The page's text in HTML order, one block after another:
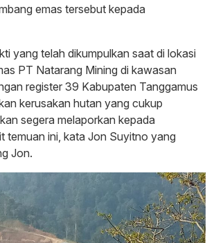
emas tersebut kepada
yang telah dikumpulkan saat di lokasi
PT Natarang Mining di kawasan
register 39 Kabupaten Tanggamus
kerusakan hutan yang cukup
segera melaporkan kepada
temuan ini, kata Jon Suyitno yang
Jon.